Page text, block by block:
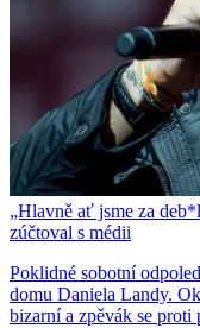
„Hlavně ať jsme za
zúčtoval s médii
Poklidné sobotní
domu Daniela Landy.
bizarní a zpěvák se